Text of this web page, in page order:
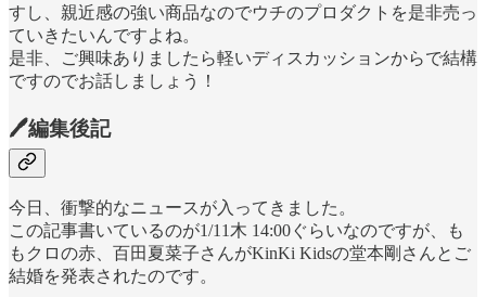
すし、親近感の強い商品なのでウチのプロダクトを是非売っ
ていきたいんですよね。
是非、ご興味ありましたら軽いディスカッションからで結構
ですのでお話しましょう！
🖊編集後記
今日、衝撃的なニュースが入ってきました。
この記事書いているのが1/11木 14:00ぐらいなのですが、も
もクロの赤、百田夏菜子さんがKinKi Kidsの堂本剛さんとご
結婚を発表されたのです。